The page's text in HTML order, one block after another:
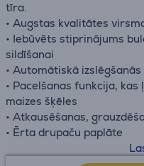
tīra.
• Augstas kvalitātes
• Iebūvēts stiprinājums
sildīšanai
• Automātiskā
• Pacelšanas funkcija,
maizes šķēles
• Atkausēšanas,
• Ērta drupaču paplāte
• Vada glabāšanas